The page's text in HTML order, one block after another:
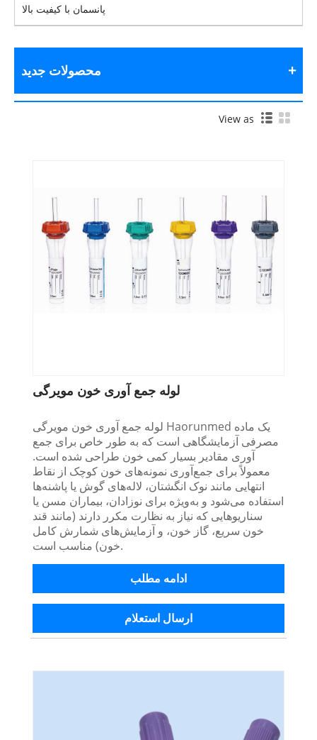
پانسمان با کیفیت بالا
محصولات جدید
View as
لوله جمع آوری خون مویرگی
لوله جمع آوری خون مویرگی Haorunmed یک ماده
مصرفی آزمایشگاهی است که به طور خاص برای جمع
آوری مقادیر بسیار کمی خون طراحی شده است.
معمولاً برای جمع‌آوری نمونه‌های خون کوچک از نقاط
انتهایی مانند نوک انگشتان، لاله‌های گوش یا پاشنه‌ها
استفاده می‌شود و به‌ویژه برای نوزادان، بیماران مسن یا
سناریوهایی که نیاز به نظارت مکرر دارند (مانند قند
خون سریع، گاز خون، و آزمایش‌های شمارش کامل
خون) مناسب است.
ادامه مطلب
ارسال استعلام